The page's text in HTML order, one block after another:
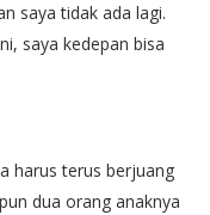
saya tidak ada lagi.
saya kedepan bisa
harus terus berjuang
dua orang anaknya